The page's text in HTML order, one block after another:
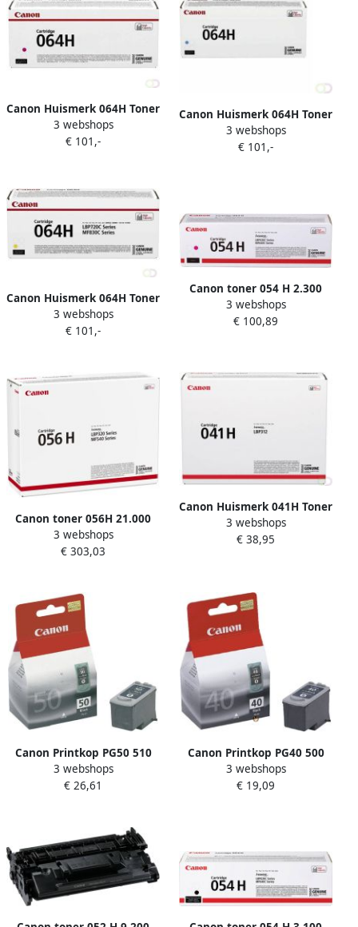
Canon Huismerk 064H Toner
Magenta Hoge Capaciteit
3 webshops
€ 101,-
Canon Huismerk 064H Toner
Cyaan Hoge Capaciteit
3 webshops
€ 101,-
Canon Huismerk 064H Toner
Geel Hoge Capaciteit
3 webshops
€ 101,-
Canon toner 054 H 2.300
pagina&apos;s OEM
3026C002 magenta
3 webshops
€ 100,89
Canon toner 056H 21.000
pagina&apos;s OEM
3008C002 zwart
3 webshops
€ 303,03
Canon Huismerk 041H Toner
Zwart Hoge Capaciteit
3 webshops
€ 38,95
Canon Printkop PG50 510
pagina&apos;s 0616B001
zwart
3 webshops
€ 26,61
Canon Printkop PG40 500
pagina&apos;s 0615B001
zwart
3 webshops
€ 19,09